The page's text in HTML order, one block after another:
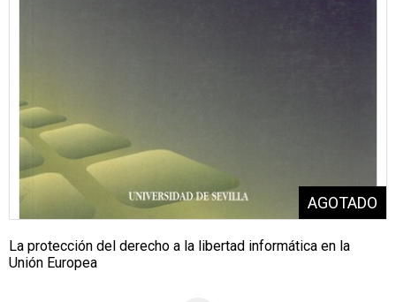
La protección del derecho a la libertad informática en la
Unión Europea